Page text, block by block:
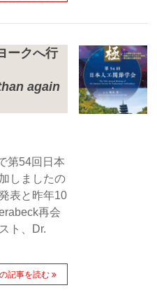
ークへ行
again
第54回日本
しましたの
表と昨年10
再会
ト、Dr.
記事を読む